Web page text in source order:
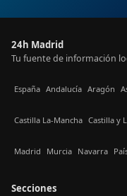
24h Madrid
Tu fuente de información
España Andalucía Aragón
Castilla La-Mancha Castilla y
Madrid Murcia Navarra
Secciones